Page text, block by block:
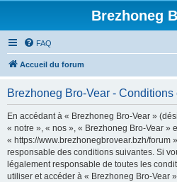
Brezhoneg
FAQ
Accueil du forum
Brezhoneg Bro-Vear - Conditions
En accédant à « Brezhoneg Bro-Vear »
« notre », « nos », « Brezhoneg Bro-Vear »
« https://www.brezhonegbrovear.bzh/forum
responsable des conditions suivantes. Si
légalement responsable de toutes les
utiliser et accéder à « Brezhoneg Bro-Vear